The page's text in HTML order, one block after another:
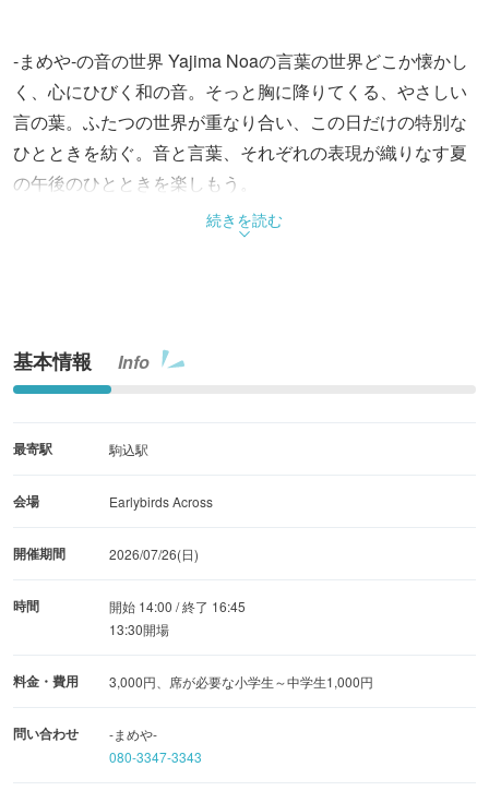
-まめや-の音の世界 Yajima Noaの言葉の世界どこか懐かし
く、心にひびく和の音。そっと胸に降りてくる、やさしい
言の葉。ふたつの世界が重なり合い、この日だけの特別な
ひとときを紡ぐ。音と言葉、それぞれの表現が織りなす夏
の午後のひとときを楽しもう。
続きを読む
基本情報 Info
最寄駅 駒込駅
会場 Earlybirds Across
開催期間 2026/07/26(日)
時間
開始 14:00 / 終了 16:45
13:30開場
料金・費用 3,000円、席が必要な小学生～中学生1,000円
問い合わせ
-まめや-
080-3347-3343